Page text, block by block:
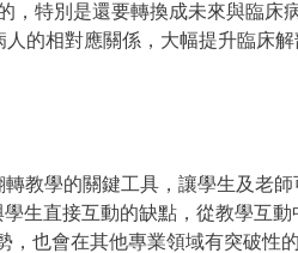
，特別是還要轉換成未來與臨床
的相對應關係，大幅提升臨床解
教學的關鍵工具，讓學生及老師
生直接互動的缺點，從教學互動
，也會在其他專業領域有突破性